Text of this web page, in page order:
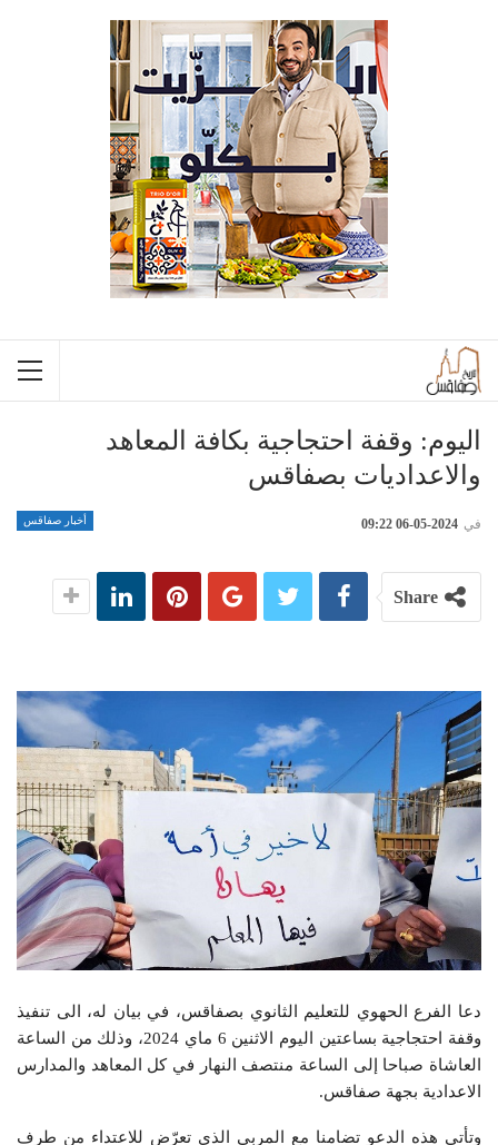
اليوم: وقفة احتجاجية بكافة المعاهد
والاعداديات بصفاقس
أخبار صفاقس في 2024-05-06 09:22
Share
دعا الفرع الحهوي للتعليم الثانوي بصفاقس، في بيان له، الى تنفيذ
وقفة احتجاجية بساعتين اليوم الاثنين 6 ماي 2024، وذلك من الساعة
العاشاة صباحا إلى الساعة منتصف النهار في كل المعاهد والمدارس
الاعدادية بجهة صفاقس.
وتأتي هذه الدعو تضامنا مع المربي الذي تعرّض للاعتداء من طرف